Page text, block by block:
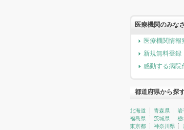
医療機関のみな
医療機関情報
新規無料登録
感動する病院
都道府県から探
北海道 青森県 岩
福島県
茨城県 栃
東京都
神奈川県